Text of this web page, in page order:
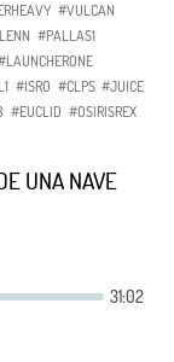
#VULCAN
#PALLAS1
#ISRO #CLPS #JUICE
#EUCLID #OSIRISREX
UNA NAVE